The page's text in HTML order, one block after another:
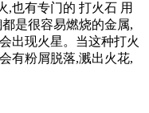
,也有专门的 打火石 用
是很容易燃烧的金属,
出现火星。当这种打火
有粉屑脱落,溅出火花,